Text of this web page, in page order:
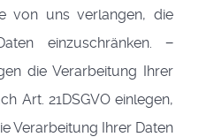
von uns verlangen, die
einzuschränken. −
die Verarbeitung Ihrer
Art. 21DSGVO einlegen,
Verarbeitung Ihrer Daten